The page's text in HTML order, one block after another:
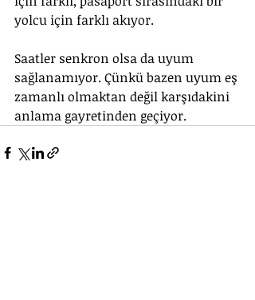
yolcu için farklı akıyor.
Saatler senkron olsa da uyum
sağlanamıyor. Çünkü bazen uyum eş
zamanlı olmaktan değil karşıdakini
anlama gayretinden geçiyor.